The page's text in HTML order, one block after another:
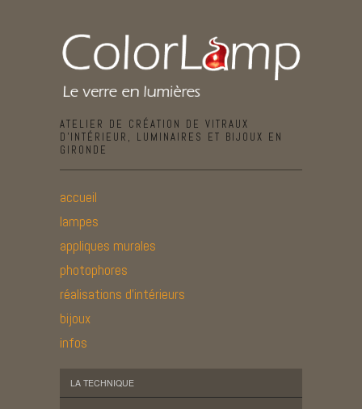
ATELIER DE CRÉATION DE VITRAUX
D’INTÉRIEUR, LUMINAIRES ET BIJOUX EN
GIRONDE
accueil
lampes
appliques murales
photophores
réalisations d’intérieurs
bijoux
infos
LA TECHNIQUE